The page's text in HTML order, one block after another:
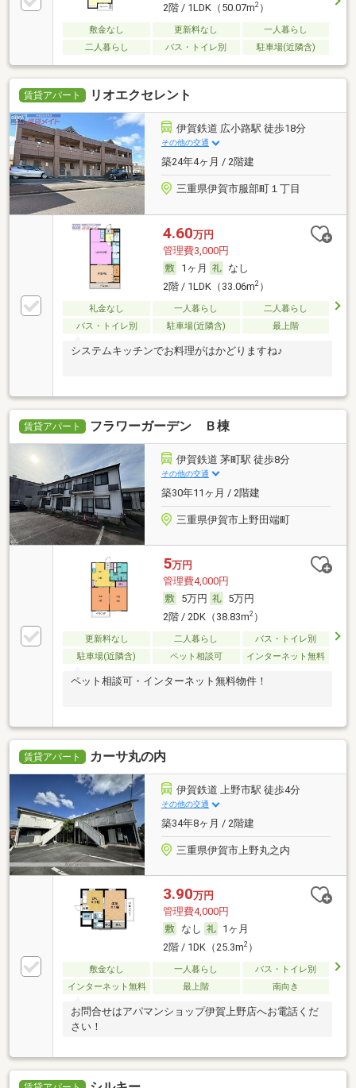
2階 / 1LDK（50.07m2）
敷金なし 更新料なし
一人暮らし
二人暮らし
バス・トイレ別 駐車場(近隣含)
賃貸アパート リオエクセレント
伊賀鉄道 広小路駅 徒歩18分
その他の交通
築24年4ヶ月 / 2階建
三重県伊賀市服部町１丁目
4.60万円
管理費3,000円
1ヶ月
なし
2階 / 1LDK（33.06m2）
礼金なし 一人暮らし
二人暮らし
バス・トイレ別
駐車場(近隣含) 最上階
システムキッチンでお料理がはかどりますね♪
賃貸アパート フラワーガーデン Ｂ棟
伊賀鉄道 茅町駅 徒歩8分
その他の交通
築30年11ヶ月 / 2階建
三重県伊賀市上野田端町
5万円
管理費4,000円
5万円
5万円
2階 / 2DK（38.83m2）
更新料なし 二人暮らし
バス・トイレ別
駐車場(近隣含)
ペット相談可 インターネット無料
ペット相談可・インターネット無料物件！
賃貸アパート カーサ丸の内
伊賀鉄道 上野市駅 徒歩4分
その他の交通
築34年8ヶ月 / 2階建
三重県伊賀市上野丸之内
3.90万円
管理費4,000円
なし
1ヶ月
2階 / 1DK（25.3m2）
敷金なし 一人暮らし
バス・トイレ別
インターネット無料
最上階 南向き
お問合せはアパマンショップ伊賀上野店へお電話くだ
さい！